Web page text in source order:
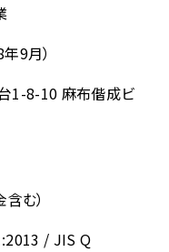
9月）
1-8-10 麻布偕成ビ
む）
/ JIS Q